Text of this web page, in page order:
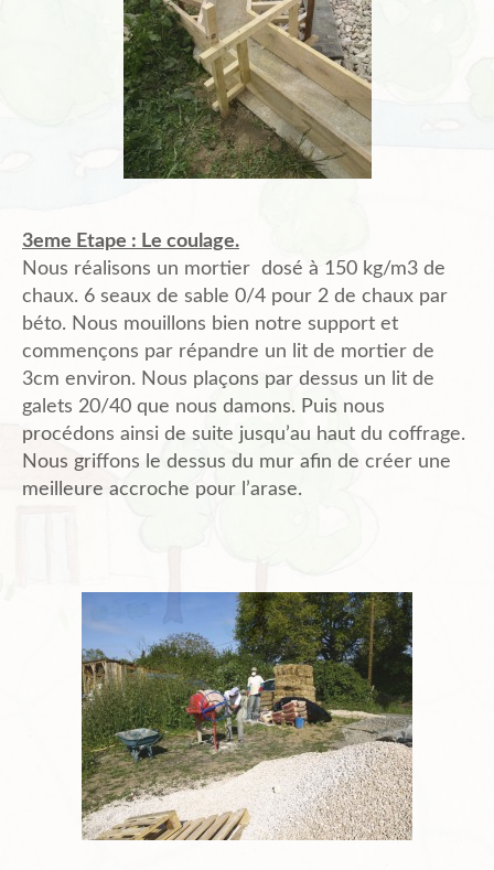
3eme Etape : Le coulage.
Nous réalisons un mortier dosé à 150 kg/m3 de
chaux. 6 seaux de sable 0/4 pour 2 de chaux par
béto. Nous mouillons bien notre support et
commençons par répandre un lit de mortier de
3cm environ. Nous plaçons par dessus un lit de
galets 20/40 que nous damons. Puis nous
procédons ainsi de suite jusqu’au haut du coffrage.
Nous griffons le dessus du mur afin de créer une
meilleure accroche pour l’arase.